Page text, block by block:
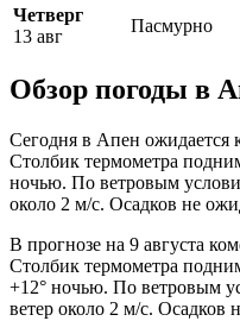
Четверг
13 авг
Пасмурно
Обзор погоды в
Сегодня в Апен ожидается
Столбик термометра
ночью. По ветровым
около 2 м/с. Осадков не
В прогнозе на 9 августа
Столбик термометра
+12° ночью. По ветровым
ветер около 2 м/с. Осадков